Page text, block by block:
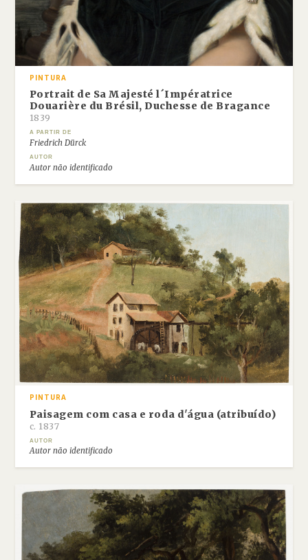
PINTURA
Portrait de Sa Majesté l´Impératrice
Douarière du Brésil, Duchesse de Bragance
1839
A PARTIR DE
Friedrich Dürck
AUTOR
Autor não identificado
PINTURA
Paisagem com casa e roda d'água (atribuído)
c. 1837
AUTOR
Autor não identificado